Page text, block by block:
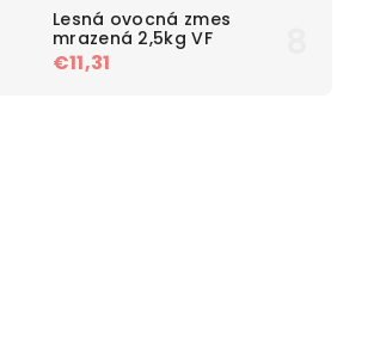
Lesná ovocná zmes
mrazená 2,5kg VF
€11,31